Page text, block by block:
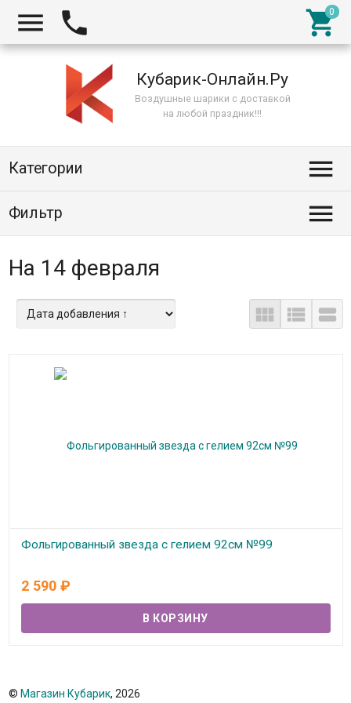
  
Кубарик-Онлайн.Ру
Воздушные шарики с доставкой
на любой праздник!!!
Категории 
Фильтр 
На 14 февраля
  
Фольгированный звезда с гелием 92см №99
2 590 ₽
© Магазин Кубарик, 2026